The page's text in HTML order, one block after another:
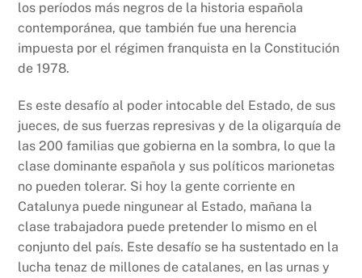
los períodos más negros de la historia española
contemporánea, que también fue una herencia
impuesta por el régimen franquista en la Constitución
de 1978.
Es este desafío al poder intocable del Estado, de sus
jueces, de sus fuerzas represivas y de la oligarquía de
las 200 familias que gobierna en la sombra, lo que la
clase dominante española y sus políticos marionetas
no pueden tolerar. Si hoy la gente corriente en
Catalunya puede ningunear al Estado, mañana la
clase trabajadora puede pretender lo mismo en el
conjunto del país. Este desafío se ha sustentado en la
lucha tenaz de millones de catalanes, en las urnas y